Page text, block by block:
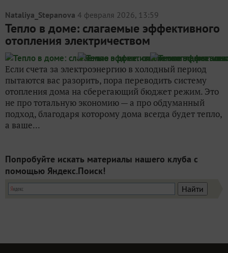
Nataliya_Stepanova 4 февраля 2026, 13:59
Тепло в доме: слагаемые эффективного
отопления электричеством
Если счета за электроэнергию в холодный период
пытаются вас разорить, пора переводить систему
отопления дома на сберегающий бюджет режим. Это
не про тотальную экономию — а про обдуманный
подход, благодаря которому дома всегда будет тепло,
а ваше...
Попробуйте искать материалы нашего клуба с
помощью Яндекс.Поиск!